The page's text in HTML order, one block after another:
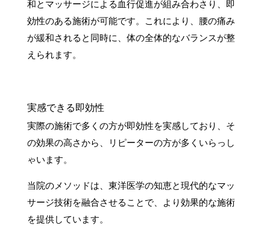
和とマッサージによる血行促進が組み合わさり、即
効性のある施術が可能です。これにより、腰の痛み
が緩和されると同時に、体の全体的なバランスが整
えられます。
実感できる即効性
実際の施術で多くの方が即効性を実感しており、そ
の効果の高さから、リピーターの方が多くいらっし
ゃいます。
当院のメソッドは、東洋医学の知恵と現代的なマッ
サージ技術を融合させることで、より効果的な施術
を提供しています。